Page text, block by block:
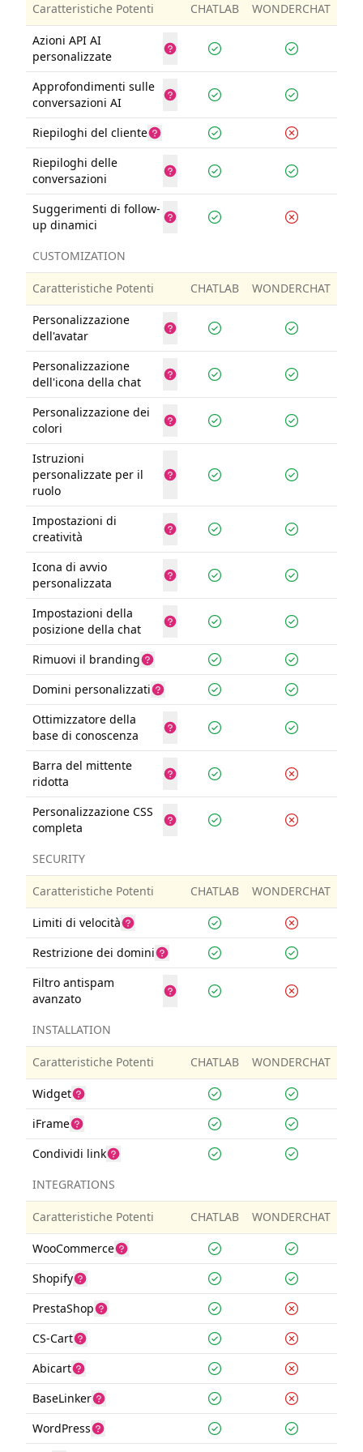
Caratteristiche Potenti CHATLAB WONDERCHAT
Azioni API AI
personalizzate
Approfondimenti sulle
conversazioni AI
Riepiloghi del cliente
Riepiloghi delle
conversazioni
Suggerimenti di follow-
up dinamici
CUSTOMIZATION
Caratteristiche Potenti CHATLAB WONDERCHAT
Personalizzazione
dell'avatar
Personalizzazione
dell'icona della chat
Personalizzazione dei
colori
Istruzioni
personalizzate per il
ruolo
Impostazioni di
creatività
Icona di avvio
personalizzata
Impostazioni della
posizione della chat
Rimuovi il branding
Domini personalizzati
Ottimizzatore della
base di conoscenza
Barra del mittente
ridotta
Personalizzazione CSS
completa
SECURITY
Caratteristiche Potenti CHATLAB WONDERCHAT
Limiti di velocità
Restrizione dei domini
Filtro antispam
avanzato
INSTALLATION
Caratteristiche Potenti CHATLAB WONDERCHAT
Widget
iFrame
Condividi link
INTEGRATIONS
Caratteristiche Potenti CHATLAB WONDERCHAT
WooCommerce
Shopify
PrestaShop
CS-Cart
Abicart
BaseLinker
WordPress